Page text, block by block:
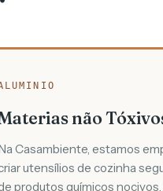
não
Casambiente, estamos
utensílios de cozinha
produtos químicos